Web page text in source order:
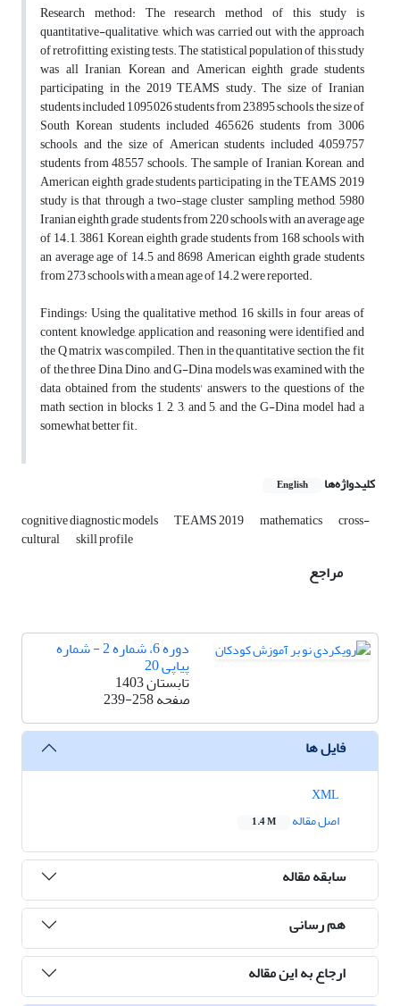
Research method: The research method of this study is
quantitative-qualitative, which was carried out with the approach
of retrofitting existing tests. The statistical population of this study
was all Iranian, Korean and American eighth grade students
participating in the 2019 TEAMS study. The size of Iranian
students included 1,095,026 students from 23,895 schools, the size of
South Korean students included 465,626 students from 3,006
schools, and the size of American students included 4,059,757
students from 48,557 schools. The sample of Iranian, Korean, and
American eighth grade students participating in the TEAMS 2019
study is that through a two-stage cluster sampling method, 5980
Iranian eighth grade students from 220 schools with an average age
of 14.1, 3861 Korean eighth grade students from 168 schools with
an average age of 14.5 and 8698 American eighth grade students
from 273 schools with a mean age of 14.2 were reported.
Findings: Using the qualitative method, 16 skills in four areas of
content, knowledge, application and reasoning were identified and
the Q matrix was compiled. Then, in the quantitative section, the fit
of the three Dina, Dino, and G-Dina models was examined with the
data obtained from the students' answers to the questions of the
math section in blocks 1, 2, 3, and 5, and the G-Dina model had a
somewhat better fit.
کلیدواژه‌ها English
cognitive diagnostic models TEAMS 2019 mathematics cross-
cultural skill profile
مراجع
دوره 6، شماره 2 - شماره
پیاپی 20
تابستان 1403
صفحه239-258
فایل ها
اصل مقاله
1.4 M
سابقه مقاله
هم رسانی
ارجاع به این مقاله